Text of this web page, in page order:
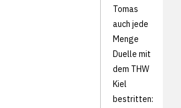
Tomas
auch jede
Menge
Duelle mit
dem THW
Kiel
bestritten: